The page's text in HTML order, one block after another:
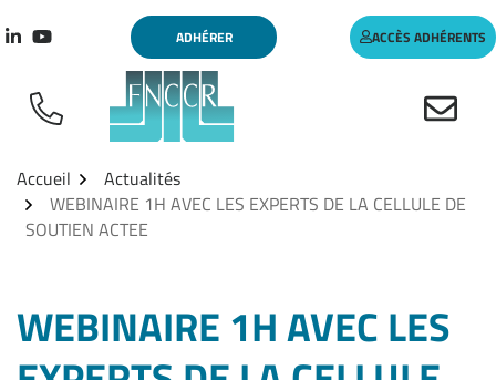
au
Lien vers le compte Linkedin
Lien vers la chaîne Youtube
ADHÉRER ACCÈS ADHÉRENTS
Accueil
Actualités
WEBINAIRE 1H AVEC LES EXPERTS DE LA CELLULE DE
SOUTIEN ACTEE
WEBINAIRE 1H AVEC LES